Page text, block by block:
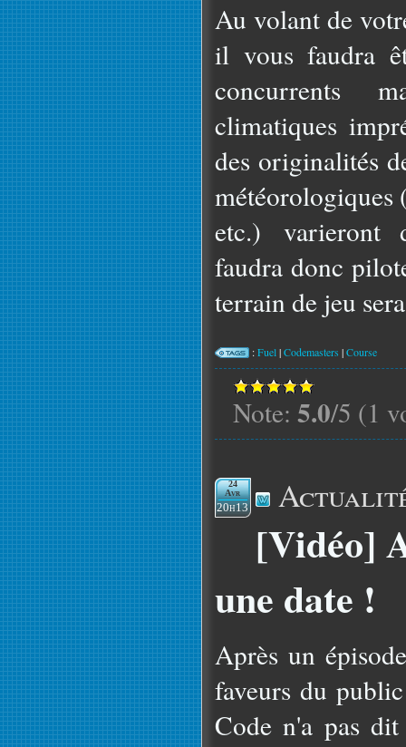
Au volant de
il vous faudra
concurrents
climatiques
des originalités
météorologiques
etc.) varieront
faudra donc
terrain de jeu
:Fuel|Codemasters |Course
Note: 5.0/5 (1
24
Avr
20h13
[Vidéo]
une date !
Après un
faveurs du
Code n'a pas